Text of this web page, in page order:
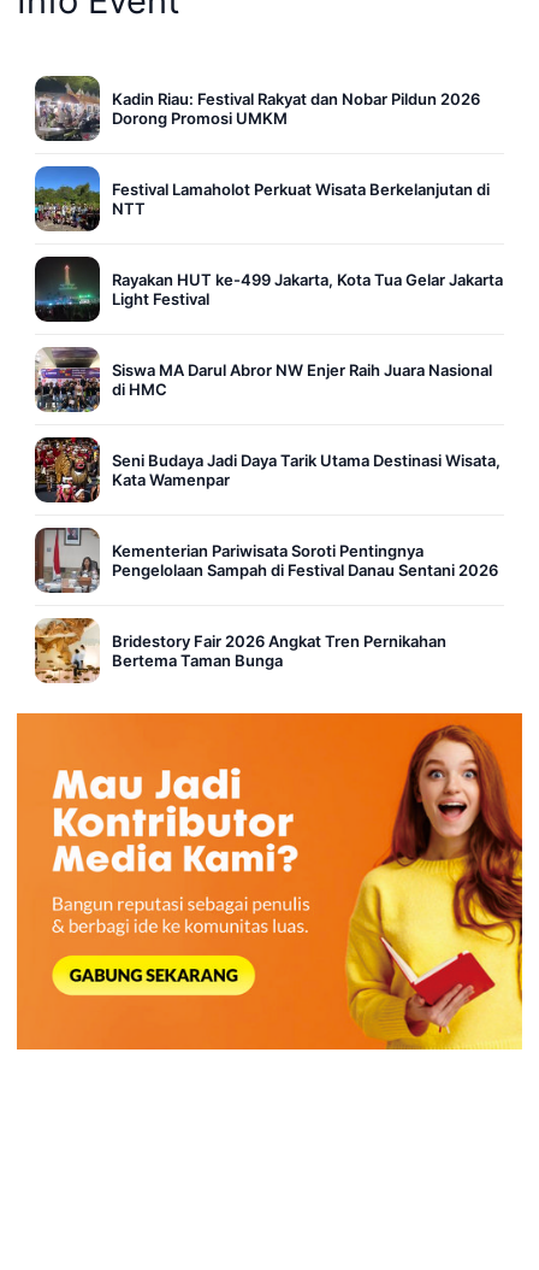
Kadin Riau: Festival Rakyat dan Nobar Pildun 2026
Dorong Promosi UMKM
Festival Lamaholot Perkuat Wisata Berkelanjutan di
NTT
Rayakan HUT ke-499 Jakarta, Kota Tua Gelar Jakarta
Light Festival
Siswa MA Darul Abror NW Enjer Raih Juara Nasional
di HMC
Seni Budaya Jadi Daya Tarik Utama Destinasi Wisata,
Kata Wamenpar
Kementerian Pariwisata Soroti Pentingnya
Pengelolaan Sampah di Festival Danau Sentani 2026
Bridestory Fair 2026 Angkat Tren Pernikahan
Bertema Taman Bunga